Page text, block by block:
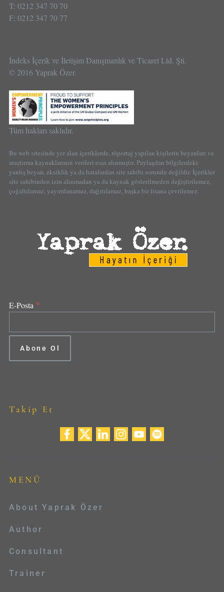
T: 0212 347 70 70
F: 0212 347 70 77
İndeks İçerik ve İletişim Danışmanlık ve Ticaret Ltd. Şti.
© 2016 Yaprak Özer.
Tüm hakları saklıdır.
Bu web sitesinde yer alan içeriklerde, röportaj yapılan kişilerin beyanları ve
araştırma kaynaklarının verileri esas alınmıştır. Paylaşılan bilgilerdeki
yanlış beyan, eksiklik ya da hatalardan site sahibi sorumlu değildir. İçerikler
site sahibinden izin alınmadan ya da kaynak gösterilmeden değiştirilemez,
çoğaltılamaz, yayımlanamaz, dağıtılamaz, başka bir lisana çevrilemez.
E-Posta *
Takip Et
MENÜ
About Yaprak Özer
Author
Consultant
Trainer